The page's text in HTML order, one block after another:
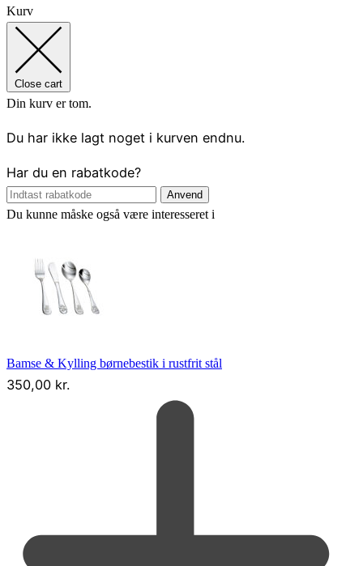
Kurv
Close cart
Din kurv er tom.
Du har ikke lagt noget i kurven endnu.
Har du en rabatkode?
Anvend
Du kunne måske også være interesseret i
Bamse & Kylling børnebestik i rustfrit stål
350,00 kr.